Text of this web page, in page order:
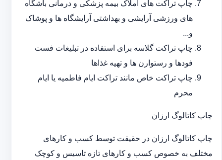
چاپ تراکت های املاک بیمه پزشکی و درمانی باشگاه
های ورزشی آرایشی و بهداشتی آرایشگاه ها و پوشاک
و...
چاپ تراکت گلاسه برای استفاده در تبلیغات فست
فودها و رستوارن ها و تهیه غذاها
چاپ تراکت خاص مانند تراکت ایام فاطمیه یا ایام
محرم
چاپ کاتالوگ ارزان
چاپ کاتالوگ ارزان در حقیقت توسط کسب و کارهای
مختلف به خصوص کسب و کارهای تازه تاسیس و کوچک